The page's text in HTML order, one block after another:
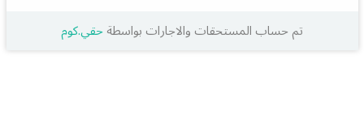
تم حساب المستحقات والاجارات بواسطةحقي.كوم